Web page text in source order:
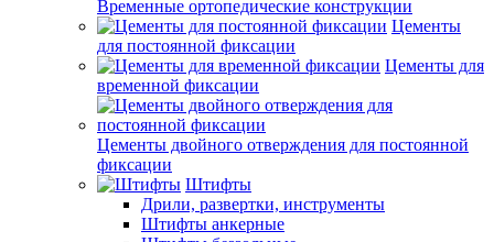
Временные ортопедические конструкции
Цементы
для постоянной фиксации
Цементы для
временной фиксации
Цементы двойного отверждения для постоянной
фиксации
Штифты
Дрили, развертки, инструменты
Штифты анкерные